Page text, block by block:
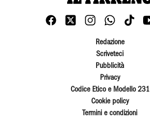
Redazione
Scriveteci
Pubblicità
Privacy
Codice Etico e Modello 231
Cookie policy
Termini e condizioni